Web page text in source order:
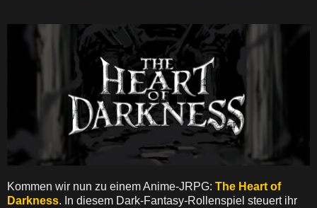
Kommen wir nun zu einem Anime-JRPG: The Heart of
Darkness. In diesem Dark-Fantasy-Rollenspiel steuert ihr